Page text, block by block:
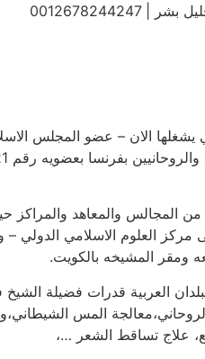
يشغلها الان – عضو المجلس
من المجالس والمعاهد
مركز العلوم الاسلامي
ومقر المشيخه بالكويت.
العربية قدرات فضيلة
المس
علاج تساقط الشعر …،